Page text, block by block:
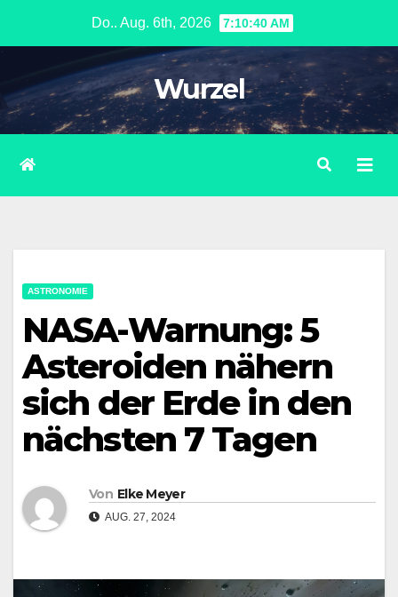
Do.. Aug. 6th, 2026 7:10:41 AM
Wurzel
ASTRONOMIE
NASA-Warnung: 5
Asteroiden nähern
sich der Erde in den
nächsten 7 Tagen
Von Elke Meyer
AUG. 27, 2024